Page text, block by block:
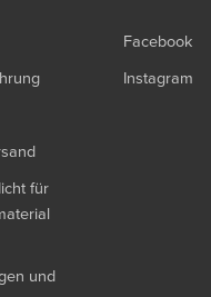
für
und
Facebook
Instagram